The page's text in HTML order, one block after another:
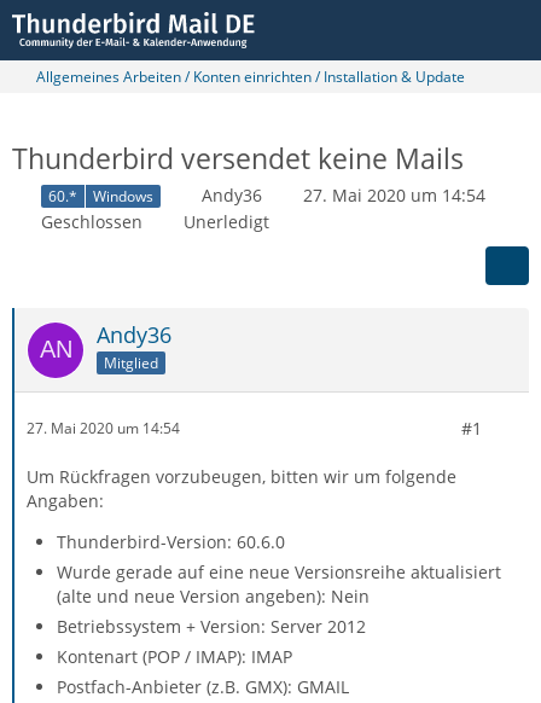
Allgemeines Arbeiten / Konten einrichten / Installation & Update
Thunderbird versendet keine Mails
60.* Windows Andy36
27. Mai 2020 um 14:54
Geschlossen
Unerledigt
Andy36
Mitglied
27. Mai 2020 um 14:54 #1
Um Rückfragen vorzubeugen, bitten wir um folgende
Angaben:
Thunderbird-Version: 60.6.0
Wurde gerade auf eine neue Versionsreihe aktualisiert
(alte und neue Version angeben): Nein
Betriebssystem + Version: Server 2012
Kontenart (POP / IMAP): IMAP
Postfach-Anbieter (z.B. GMX): GMAIL